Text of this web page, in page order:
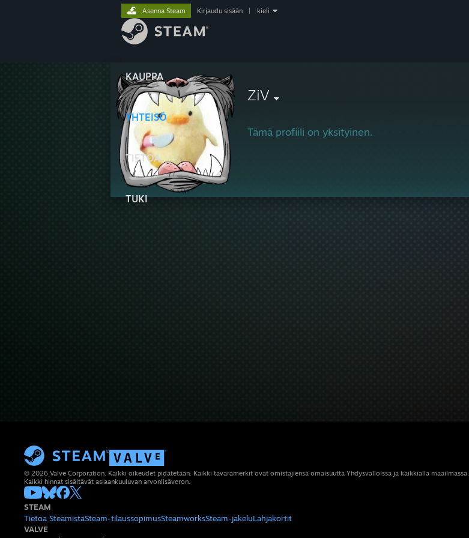
KAUPPA
YHTEISÖ
TIETOA
TUKI
Asenna Steam Kirjaudu sisään kieli
ZiV
Tämä profiili on yksityinen.
© 2026 Valve Corporation. Kaikki oikeudet pidätetään. Kaikki tavaramerkit ovat omistajiensa omaisuutta Yhdysvalloissa ja kaikkialla maailmassa.
Kaikki hinnat sisältävät asiaankuuluvan arvonlisäveron.
STEAM
Tietoa SteamistäSteam-tilaussopimusSteamworksSteam-jakeluLahjakortit
VALVE